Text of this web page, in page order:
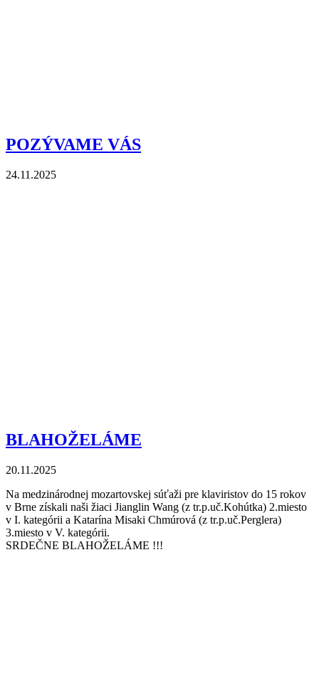
POZÝVAME VÁS
24.11.2025
BLAHOŽELÁME
20.11.2025
Na medzinárodnej mozartovskej súťaži pre klaviristov do 15 rokov
v Brne získali naši žiaci Jianglin Wang (z tr.p.uč.Kohútka) 2.miesto
v I. kategórii a Katarína Misaki Chmúrová (z tr.p.uč.Perglera)
3.miesto v V. kategórii.
SRDEČNE BLAHOŽELÁME !!!